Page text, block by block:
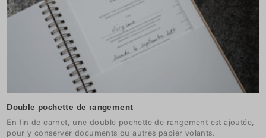
Double pochette de rangement
En fin de carnet, une double pochette de rangement est ajoutée,
pour y conserver documents ou autres papier volants.